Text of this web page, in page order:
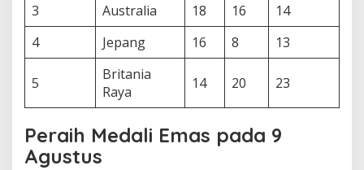
3
Australia 18 16
14
4
Jepang 16 8 13
5
Britania
Raya
14 20 23
Peraih Medali Emas pada 9
Agustus